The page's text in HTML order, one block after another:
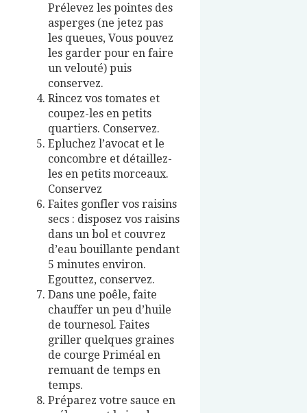
Prélevez les pointes des
asperges (ne jetez pas
les queues, Vous pouvez
les garder pour en faire
un velouté) puis
conservez.
Rincez vos tomates et
coupez-les en petits
quartiers. Conservez.
Epluchez l’avocat et le
concombre et détaillez-
les en petits morceaux.
Conservez
Faites gonfler vos raisins
secs : disposez vos raisins
dans un bol et couvrez
d’eau bouillante pendant
5 minutes environ.
Egouttez, conservez.
Dans une poêle, faite
chauffer un peu d’huile
de tournesol. Faites
griller quelques graines
de courge Priméal en
remuant de temps en
temps.
Préparez votre sauce en